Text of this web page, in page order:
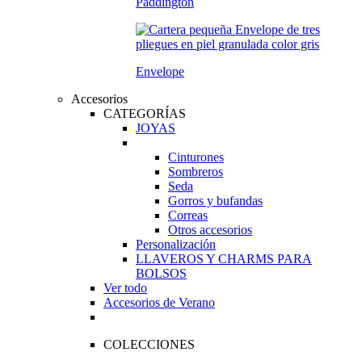
Envelope
Accesorios
CATEGORÍAS
JOYAS
Cinturones
Sombreros
Seda
Gorros y bufandas
Correas
Otros accesorios
Personalización
LLAVEROS Y CHARMS PARA
BOLSOS
Ver todo
Accesorios de Verano
COLECCIONES